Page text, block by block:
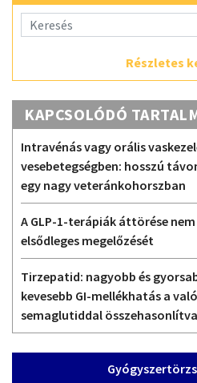
Részletes
KAPCSOLÓDÓ
Intravénás vagy orális
vesebetegségben: hosszú
egy nagy veteránkohorszban
A GLP-1-terápiák áttörése
elsődleges megelőzését
Tirzepatid: nagyobb és
kevesebb GI-mellékhatás a
semaglutiddal összehasonlítva